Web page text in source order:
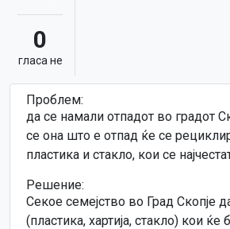
0
гласa не
Проблем:
да се намали отпадот во градот
се она што е отпад ќе се
пластика и стакло, кои се
Решение:
Секое семејство во Град Скопје
(пластика, хартија, стакло) кои